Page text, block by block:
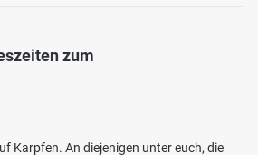
zum
Karpfen. An diejenigen unter euch, die